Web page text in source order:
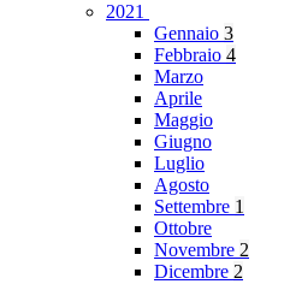
2021
Gennaio 3
Febbraio 4
Marzo
Aprile
Maggio
Giugno
Luglio
Agosto
Settembre 1
Ottobre
Novembre 2
Dicembre 2